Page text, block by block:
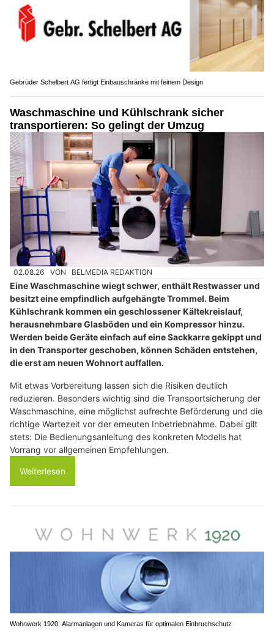
Gebrüder Schelbert AG fertigt Einbauschränke mit feinem Design
Waschmaschine und Kühlschrank sicher
transportieren: So gelingt der Umzug
02.08.26 VON BELMEDIA REDAKTION
Eine Waschmaschine wiegt schwer, enthält Restwasser und
besitzt eine empfindlich aufgehängte Trommel. Beim
Kühlschrank kommen ein geschlossener Kältekreislauf,
herausnehmbare Glasböden und ein Kompressor hinzu.
Werden beide Geräte einfach auf eine Sackkarre gekippt und
in den Transporter geschoben, können Schäden entstehen,
die erst am neuen Wohnort auffallen.
Mit etwas Vorbereitung lassen sich die Risiken deutlich
reduzieren. Besonders wichtig sind die Transportsicherung der
Waschmaschine, eine möglichst aufrechte Beförderung und die
richtige Wartezeit vor der erneuten Inbetriebnahme. Dabei gilt
stets: Die Bedienungsanleitung des konkreten Modells hat
Vorrang vor allgemeinen Empfehlungen.
Weiterlesen
Wohnwerk 1920: Alarmanlagen und Kameras für optimalen Einbruchschutz